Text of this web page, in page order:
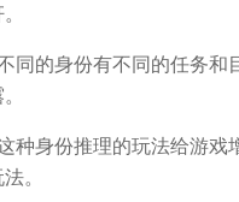
同的身份有不同的任务和
种身份推理的玩法给游戏
。